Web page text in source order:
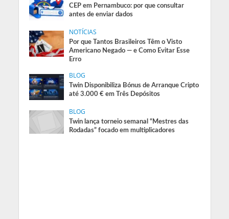
CEP em Pernambuco: por que consultar
antes de enviar dados
NOTÍCIAS
Por que Tantos Brasileiros Têm o Visto
Americano Negado — e Como Evitar Esse
Erro
BLOG
Twin Disponibiliza Bónus de Arranque Cripto
até 3.000 € em Três Depósitos
BLOG
Twin lança torneio semanal “Mestres das
Rodadas” focado em multiplicadores